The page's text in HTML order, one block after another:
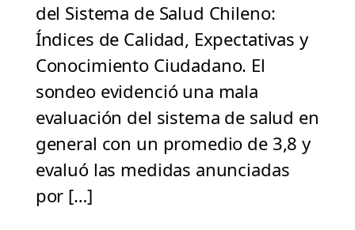
del Sistema de Salud Chileno:
Índices de Calidad, Expectativas y
Conocimiento Ciudadano. El
sondeo evidenció una mala
evaluación del sistema de salud en
general con un promedio de 3,8 y
evaluó las medidas anunciadas
por […]